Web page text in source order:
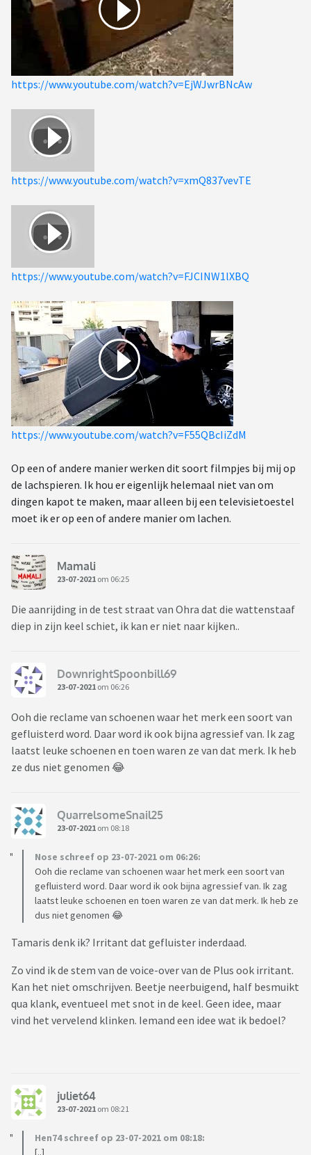
https://www.youtube.com/watch?v=EjWJwrBNcAw
https://www.youtube.com/watch?v=xmQ837vevTE
https://www.youtube.com/watch?v=FJCINW1lXBQ
https://www.youtube.com/watch?v=F55QBcIiZdM
Op een of andere manier werken dit soort filmpjes bij mij op
de lachspieren. Ik hou er eigenlijk helemaal niet van om
dingen kapot te maken, maar alleen bij een televisietoestel
moet ik er op een of andere manier om lachen.
Mamali
23-07-2021 om 06:25
Die aanrijding in de test straat van Ohra dat die wattenstaaf
diep in zijn keel schiet, ik kan er niet naar kijken..
DownrightSpoonbill69
23-07-2021 om 06:26
Ooh die reclame van schoenen waar het merk een soort van
gefluisterd word. Daar word ik ook bijna agressief van. Ik zag
laatst leuke schoenen en toen waren ze van dat merk. Ik heb
ze dus niet genomen 😂
QuarrelsomeSnail25
23-07-2021 om 08:18
Nose schreef op 23-07-2021 om 06:26:
Ooh die reclame van schoenen waar het merk een soort van
gefluisterd word. Daar word ik ook bijna agressief van. Ik zag
laatst leuke schoenen en toen waren ze van dat merk. Ik heb ze
dus niet genomen 😂
Tamaris denk ik? Irritant dat gefluister inderdaad.
Zo vind ik de stem van de voice-over van de Plus ook irritant.
Kan het niet omschrijven. Beetje neerbuigend, half besmuikt
qua klank, eventueel met snot in de keel. Geen idee, maar
vind het vervelend klinken. Iemand een idee wat ik bedoel?
juliet64
23-07-2021 om 08:21
Hen74 schreef op 23-07-2021 om 08:18:
[..]